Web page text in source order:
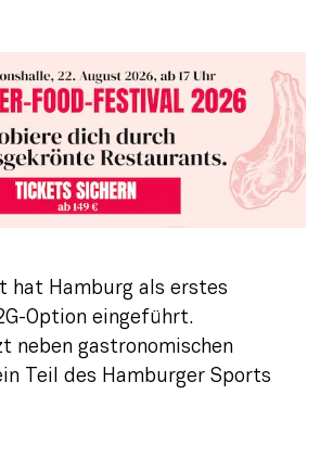
hat Hamburg als erstes
Option eingeführt.
neben gastronomischen
Teil des Hamburger Sports